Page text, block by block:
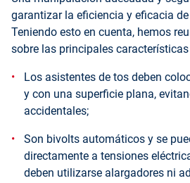
garantizar la eficiencia y eficacia
Teniendo esto en cuenta, hemos
sobre las principales
Los asistentes de tos deben
y con una superficie plana,
accidentales;
Son bivolts automáticos y se
directamente a tensiones
deben utilizarse alargadores ni